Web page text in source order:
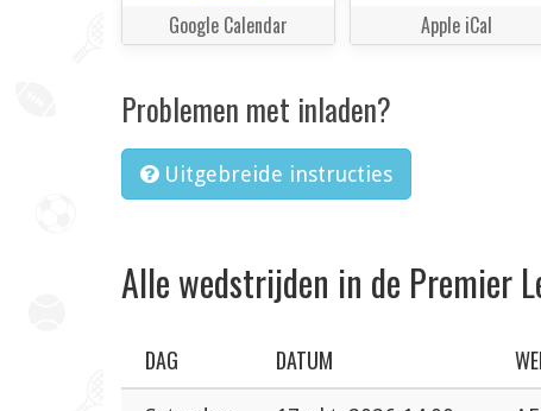
Google Calendar Apple iCal
Problemen met inladen?
Uitgebreide instructies
Alle wedstrijden in de Premier
DAG DATUM